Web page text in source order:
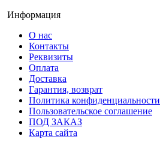
Информация
О нас
Контакты
Реквизиты
Оплата
Доставка
Гарантия, возврат
Политика конфиденциальности
Пользовательское соглашение
ПОД ЗАКАЗ
Карта сайта